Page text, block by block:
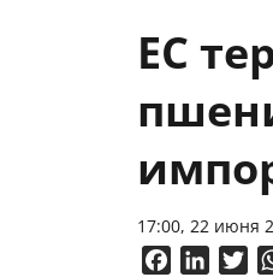
ЕС
17:00, 22 июня
Facebook